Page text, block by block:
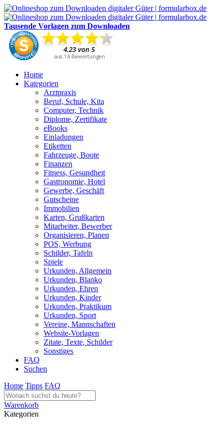
Tausende Vorlagen zum Downloaden
Home
Kategorien
Arztpraxis
Beruf, Schule, Kita
Computer, Technik
Diplome, Zertifikate
eBooks
Einladungen
Etiketten
Fahrzeuge, Boote
Finanzen
Fitness, Gesundheit
Gastronomie, Hotel
Gewerbe, Geschäft
Gutscheine
Immobilien
Karten, Grußkarten
Mitarbeiter, Bewerber
Organisieren, Planen
POS, Werbung
Schilder, Tafeln
Spiele
Urkunden, Allgemein
Urkunden, Blanko
Urkunden, Ehren
Urkunden, Kinder
Urkunden, Praktikum
Urkunden, Sport
Vereine, Mannschaften
Website-Vorlagen
Zitate, Texte, Schilder
Sonstiges
FAQ
Suchen
Home Tipps FAQ
Warenkorb
Kategorien